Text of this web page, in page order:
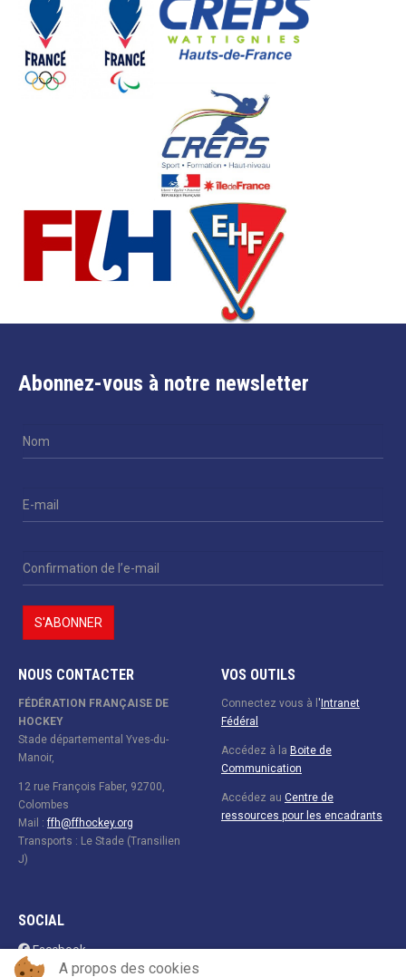
Abonnez-vous à notre newsletter
NOUS CONTACTER
FÉDÉRATION FRANÇAISE DE
HOCKEY
Stade départemental Yves-du-
Manoir,
12 rue François Faber, 92700,
Colombes
Mail :ffh@ffhockey.org
Transports : Le Stade (Transilien
J)
VOS OUTILS
Connectez vous à l ' Intranet
Fédéral
Accédez à la Boite de
Communication
Accédez au Centre de
ressources pour les encadrants
SOCIAL
Facebook
A propos des cookies